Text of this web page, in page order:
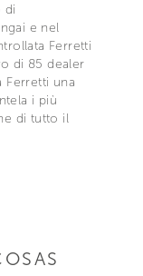
di
e nel
Ferretti
di 85 dealer
Ferretti una
i più
di tutto il